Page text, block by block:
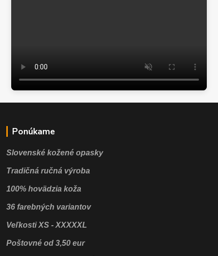
Ponúkame
Slovenské kožené opasky
Tradičná ručná výroba
100% hovädzia koža
36 farebných variantov
Veľkosti XS - XXXXXL
Poštovné od 3,50 eur